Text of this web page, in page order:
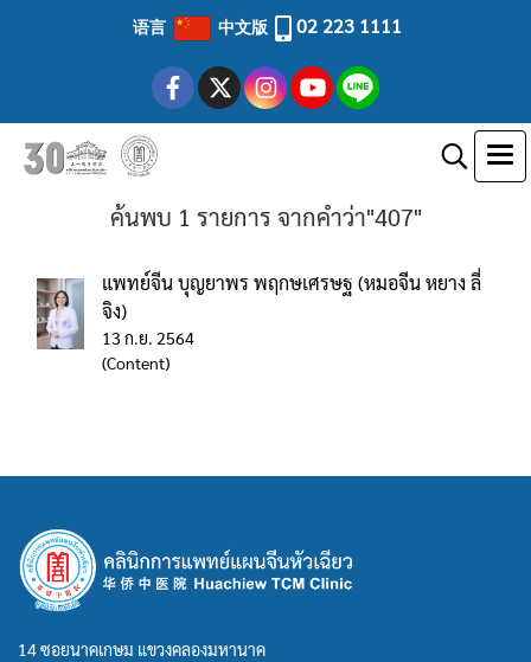
语言 中文版 02 223 1111
ค้นพบ 1 รายการ จากคำว่า"407"
แพทย์จีน บุญยาพร พฤกษเศรษฐ (หมอจีน หยาง ลี่
จิง)
13 ก.ย. 2564
(Content)
14 ซอยนาคเกษม แขวงคลองมหานาค